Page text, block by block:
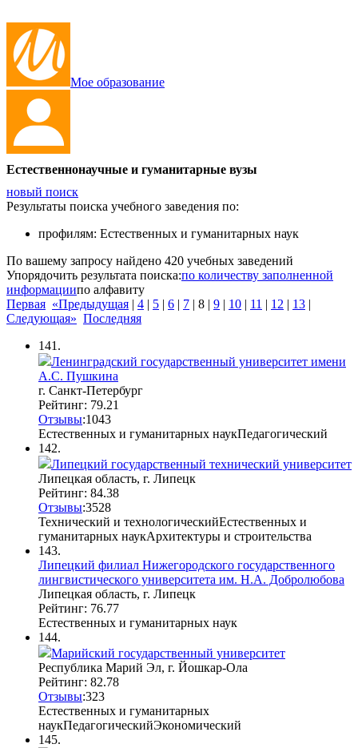
Мое образование
Естественнонаучные и гуманитарные вузы
новый поиск
Результаты поиска учебного заведения по:
профилям: Естественных и гуманитарных наук
По вашему запросу найдено 420 учебных заведений
Упорядочить результата поиска:по количеству заполненной
информациипо алфавиту
Первая «Предыдущая | 4 | 5 | 6 | 7 | 8 | 9 | 10 | 11 | 12 | 13 |
Следующая» Последняя
141.
Ленинградский государственный университет имени
А.С. Пушкина
г. Санкт-Петербург
Рейтинг: 79.21
Отзывы:1043
Естественных и гуманитарных наукПедагогический
142.
Липецкий государственный технический университет
Липецкая область, г. Липецк
Рейтинг: 84.38
Отзывы:3528
Технический и технологическийЕстественных и
гуманитарных наукАрхитектуры и строительства
143.
Липецкий филиал Нижегородского государственного
лингвистического университета им. Н.А. Добролюбова
Липецкая область, г. Липецк
Рейтинг: 76.77
Естественных и гуманитарных наук
144.
Марийский государственный университет
Республика Марий Эл, г. Йошкар-Ола
Рейтинг: 82.78
Отзывы:323
Естественных и гуманитарных
наукПедагогическийЭкономический
145.